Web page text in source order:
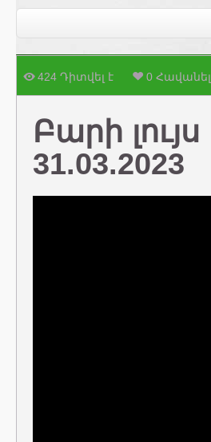
424 Դիտվել է 0 Հավանել
Բարի լույս
31.03.2023